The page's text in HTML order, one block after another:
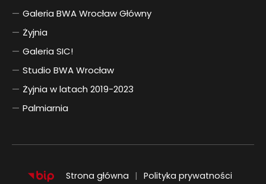
Galeria BWA Wrocław Główny
Żyjnia
Galeria SIC!
Studio BWA Wrocław
Żyjnia w latach 2019-2023
Palmiarnia
Strona główna Polityka prywatności